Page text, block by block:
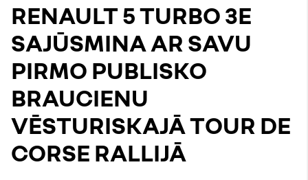
RENAULT 5 TURBO 3E
SAJŪSMINA AR SAVU
PIRMO PUBLISKO
BRAUCIENU
VĒSTURISKAJĀ TOUR DE
CORSE RALLIJĀ